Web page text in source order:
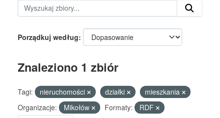
Porządkuj według
Znaleziono 1 zbiór
Tagi: nieruchomości działki
mieszkania
Organizacje:
Mikołów Formaty:
RDF